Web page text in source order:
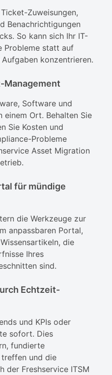
Zuweisungen,
Benachrichtigungen
So kann sich Ihr IT-
Probleme statt auf
konzentrieren.
Software und
einem Ort. Behalten Sie
Sie Kosten und
Probleme
Asset Migration
für mündige
die Werkzeuge zur
anpassbaren Portal,
die
Ihres
sind.
Echtzeit-
und KPIs oder
sofort. Dies
fundierte
treffen und die
der Freshservice ITSM